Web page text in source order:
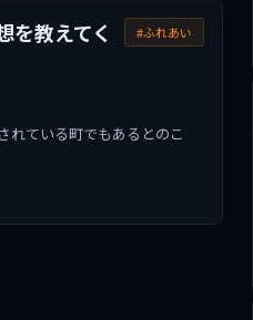
を教えてく
#ふれあい
ている町でもあるとのこ